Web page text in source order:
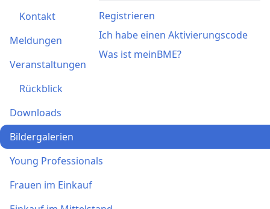
Registrieren
Ich habe einen Aktivierungscode
Was ist meinBME?
Kontakt
Meldungen
Veranstaltungen
Rückblick
Downloads
Bildergalerien
Young Professionals
Frauen im Einkauf